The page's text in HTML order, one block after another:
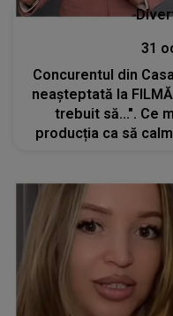
31
Concurentul din
neașteptată la
trebuit să...". Ce
producția ca să